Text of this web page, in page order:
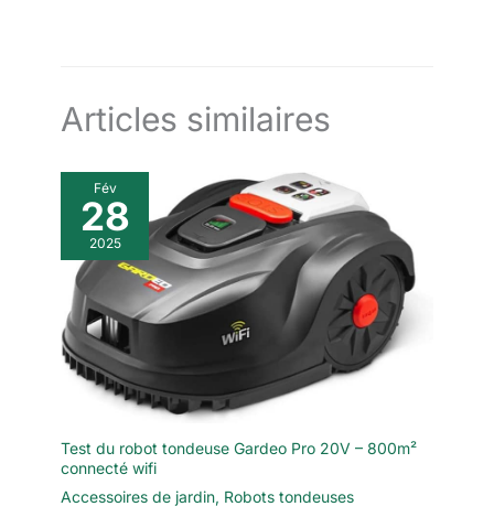
Articles similaires
Fév
28
2025
Test du robot tondeuse Gardeo Pro 20V – 800m²
connecté wifi
Accessoires de jardin, Robots tondeuses